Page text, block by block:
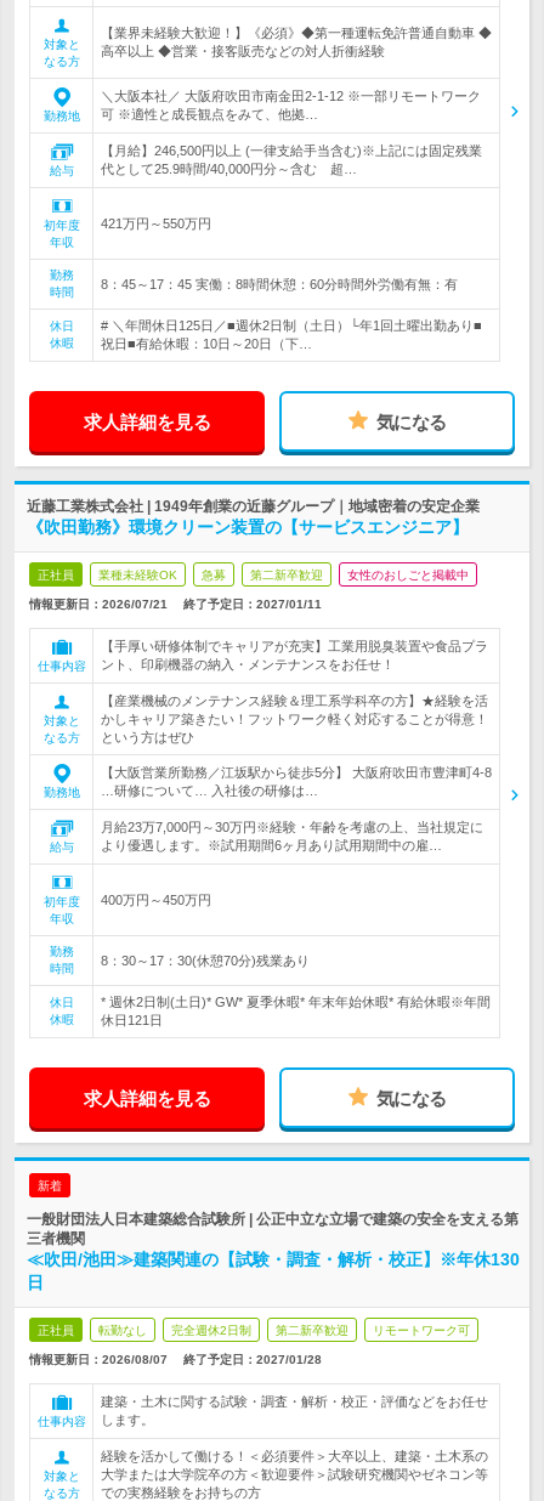
対象と
なる方
【業界未経験大歓迎！】《必須》◆第一種運転免許普通自動車 ◆
高卒以上 ◆営業・接客販売などの対人折衝経験
勤務地
＼大阪本社／ 大阪府吹田市南金田2-1-12 ※一部リモートワーク
可 ※適性と成長観点をみて、他拠…
給与
【月給】246,500円以上 (一律支給手当含む)※上記には固定残業
代として25.9時間/40,000円分～含む 超…
初年度
年収
421万円～550万円
勤務
時間
8：45～17：45 実働：8時間休憩：60分時間外労働有無：有
休日
休暇
# ＼年間休日125日／■週休2日制（土日）└年1回土曜出勤あり■
祝日■有給休暇：10日～20日（下…
求人詳細を見る 気になる
近藤工業株式会社 | 1949年創業の近藤グループ｜地域密着の安定企業
《吹田勤務》環境クリーン装置の【サービスエンジニア】
正社員 業種未経験OK 急募 第二新卒歓迎 女性のおしごと掲載中
情報更新日：2026/07/21 終了予定日： 2027/01/11
仕事内容
【手厚い研修体制でキャリアが充実】工業用脱臭装置や食品プラ
ント、印刷機器の納入・メンテナンスをお任せ！
対象と
なる方
【産業機械のメンテナンス経験＆理工系学科卒の方】★経験を活
かしキャリア築きたい！フットワーク軽く対応することが得意！
という方はぜひ
勤務地
【大阪営業所勤務／江坂駅から徒歩5分】 大阪府吹田市豊津町4-8
…研修について… 入社後の研修は…
給与
月給23万7,000円～30万円※経験・年齢を考慮の上、当社規定に
より優遇します。※試用期間6ヶ月あり試用期間中の雇…
初年度
年収
400万円～450万円
勤務
時間
8：30～17：30(休憩70分)残業あり
休日
休暇
* 週休2日制(土日)* GW* 夏季休暇* 年末年始休暇* 有給休暇※年間
休日121日
求人詳細を見る 気になる
新着
一般財団法人日本建築総合試験所 | 公正中立な立場で建築の安全を支える第
三者機関
≪吹田/池田≫建築関連の【試験・調査・解析・校正】※年休130
日
正社員 転勤なし 完全週休2日制 第二新卒歓迎 リモートワーク可
情報更新日：2026/08/07 終了予定日： 2027/01/28
仕事内容
建築・土木に関する試験・調査・解析・校正・評価などをお任せ
します。
対象と
なる方
経験を活かして働ける！＜必須要件＞大卒以上、建築・土木系の
大学または大学院卒の方＜歓迎要件＞試験研究機関やゼネコン等
での実務経験をお持ちの方